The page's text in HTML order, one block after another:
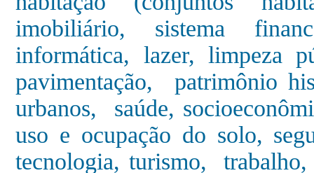
imobiliário, sistema
informática, lazer, limpeza
pavimentação, patrimônio
urbanos, saúde,
uso e ocupação do solo,
tecnologia, turismo,